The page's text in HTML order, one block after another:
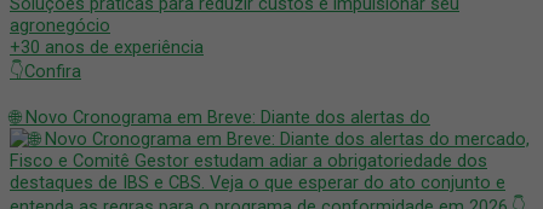
agronegócio
+30 anos de experiência
👇Confira
🌐 Novo Cronograma em Breve: Diante dos alertas do